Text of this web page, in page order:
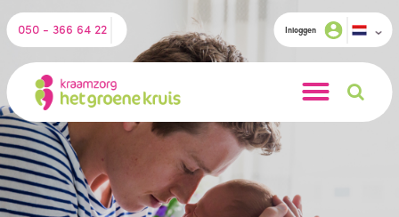
050 - 366 64 22 Inloggen